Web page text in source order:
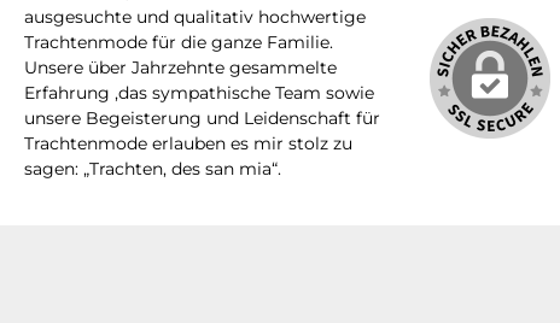
ausgesuchte und qualitativ hochwertige
Trachtenmode für die ganze Familie.
Unsere über Jahrzehnte gesammelte
Erfahrung ,das sympathische Team sowie
unsere Begeisterung und Leidenschaft für
Trachtenmode erlauben es mir stolz zu
sagen: „Trachten, des san mia“.